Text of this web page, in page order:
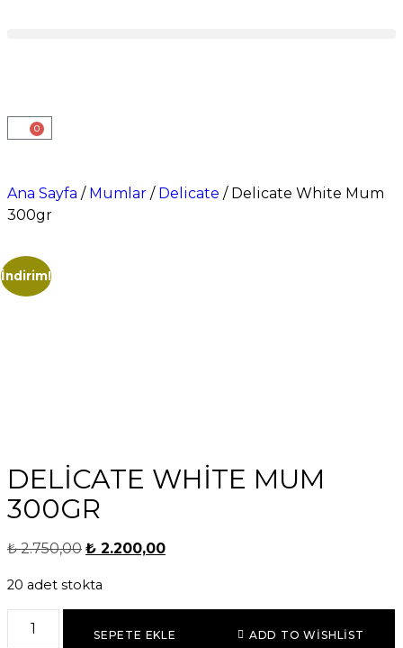
0
Ana Sayfa / Mumlar / Delicate / Delicate White Mum
300gr
İndirim!
DELICATE WHITE MUM
300GR
₺2.750,00 ₺ 2.200,00
20 adet stokta
SEPETE EKLE ADD TO WISHLIST